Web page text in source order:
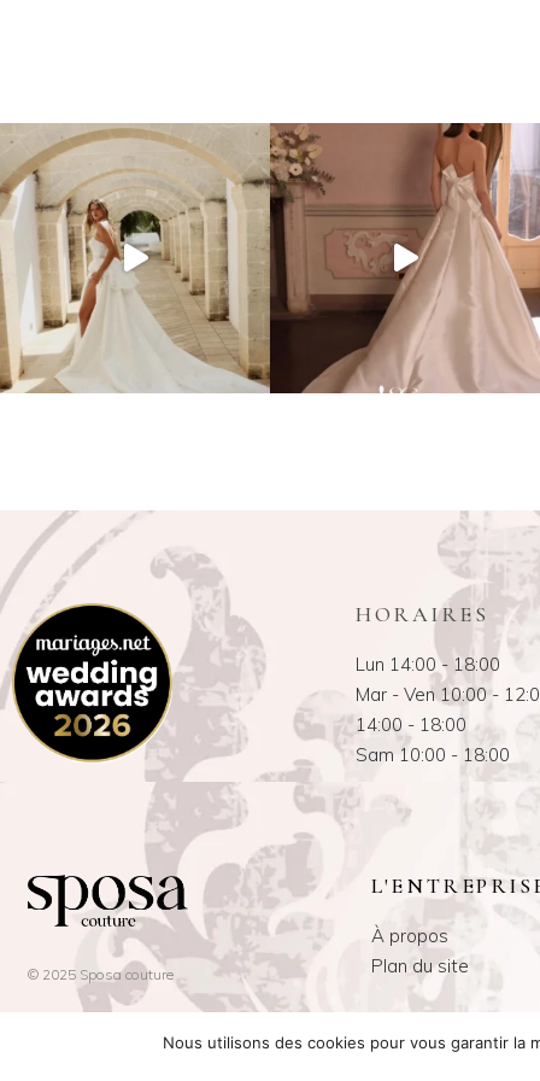
HORAIRES
Lun 14:00 - 18:00
Mar - Ven 10:00 -
14:00 - 18:00
Sam 10:00 - 18:00
© 2025 Sposa couture
À propos
Plan du site
Nous utilisons des cookies pour vous garantir